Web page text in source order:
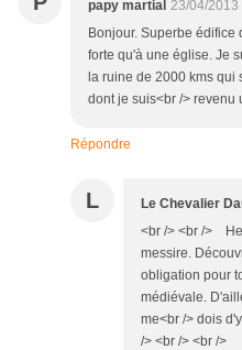
papy martial 23/04/2013
Bonjour. Superbe édifice
forte qu'à une église. Je
la ruine de 2000 kms qui
dont je suis<br /> revenu
Répondre
L Le Chevalier
<br /> <br />
messire.
obligation pour
médiévale.
me<br /> dois
/> <br /> <br />